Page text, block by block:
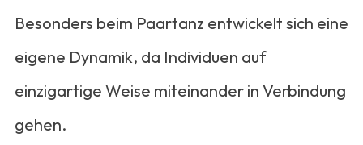
Besonders beim Paartanz entwickelt sich eine
eigene Dynamik, da Individuen auf
einzigartige Weise miteinander in Verbindung
gehen.